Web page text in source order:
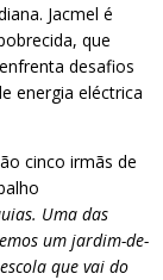
Jacmel é
que
desafios
energia eléctrica
cinco irmãs de
Uma das
um jardim-de-
que vai do